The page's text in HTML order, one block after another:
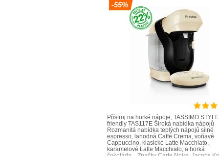
Kávovary
-55%
Přístroj na horké nápoje, TASSIMO STYLE
friendly TAS117E Široká nabídka nápojů
Rozmanitá nabídka teplých nápojů silné
espresso, lahodná Caffé Crema, voňavé
Cappuccino, klasické Latte Macchiato,
karamelové Latte Macchiato, a horká